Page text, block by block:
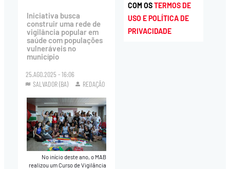
Iniciativa busca
construir uma rede de
vigilância popular em
saúde com populações
vulneráveis no
município
25.AGO.2025 - 16:06
SALVADOR (BA)
REDAÇÃO
No início deste ano, o MAB
realizou um Curso de Vigilância
COM OSTERMOS DE
USO E POLÍTICA DE
PRIVACIDADE